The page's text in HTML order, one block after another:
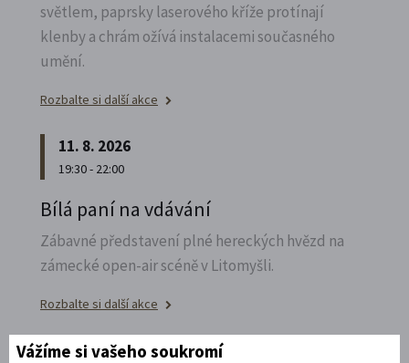
světlem, paprsky laserového kříže protínají
klenby a chrám ožívá instalacemi současného
umění.
Rozbalte si další akce
11. 8. 2026
19:30 - 22:00
Bílá paní na vdávání
Zábavné představení plné hereckých hvězd na
zámecké open-air scéně v Litomyšli.
Rozbalte si další akce
14. 8. 2026
Vážíme si vašeho soukromí